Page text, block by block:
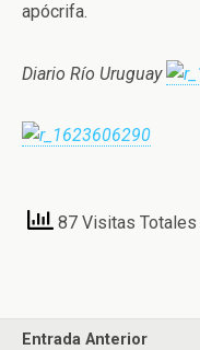
apócrifa.
Diario Río Uruguay
87 Visitas Totales
Entrada Anterior